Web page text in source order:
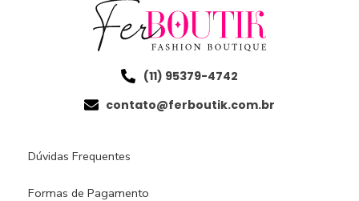
(11) 95379-4742
contato@ferboutik.com.br
Dúvidas Frequentes
Formas de Pagamento